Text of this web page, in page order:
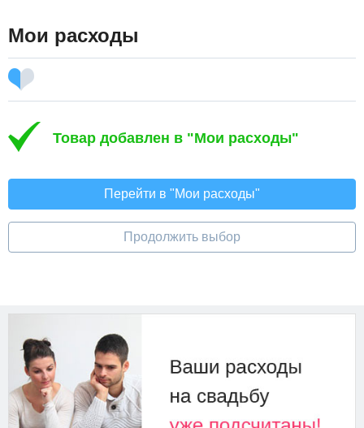
Мои расходы
Товар добавлен в "Мои расходы"
Перейти в "Мои расходы"
Продолжить выбор